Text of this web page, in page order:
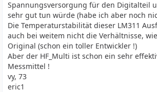
Spannungsversorgung für den Digitalteil
sehr gut tun würde (habe ich aber noch
Die Temperaturstabilität dieser LM311
auch bei weitem nicht die Verhältnisse,
Original (schon ein toller Entwickler !)
Aber der HF_Multi ist schon ein sehr
Messmittel !
vy, 73
eric1